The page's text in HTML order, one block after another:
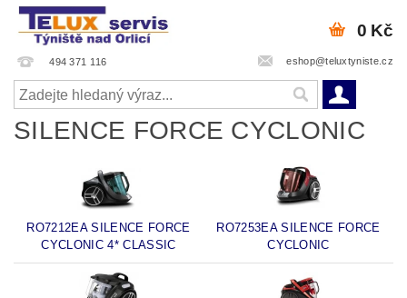
494 371 116 eshop@teluxtyniste.cz
0 Kč
SILENCE FORCE CYCLONIC
RO7212EA SILENCE FORCE
CYCLONIC 4* CLASSIC
RO7253EA SILENCE FORCE
CYCLONIC